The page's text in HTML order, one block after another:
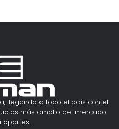
llegando a todo el país con el
más amplio del mercado